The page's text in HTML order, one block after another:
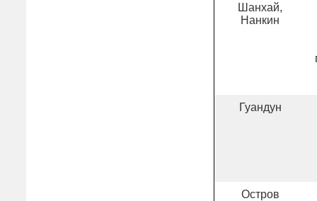
Шанхай,
Нанкин
Гуандун
Остров